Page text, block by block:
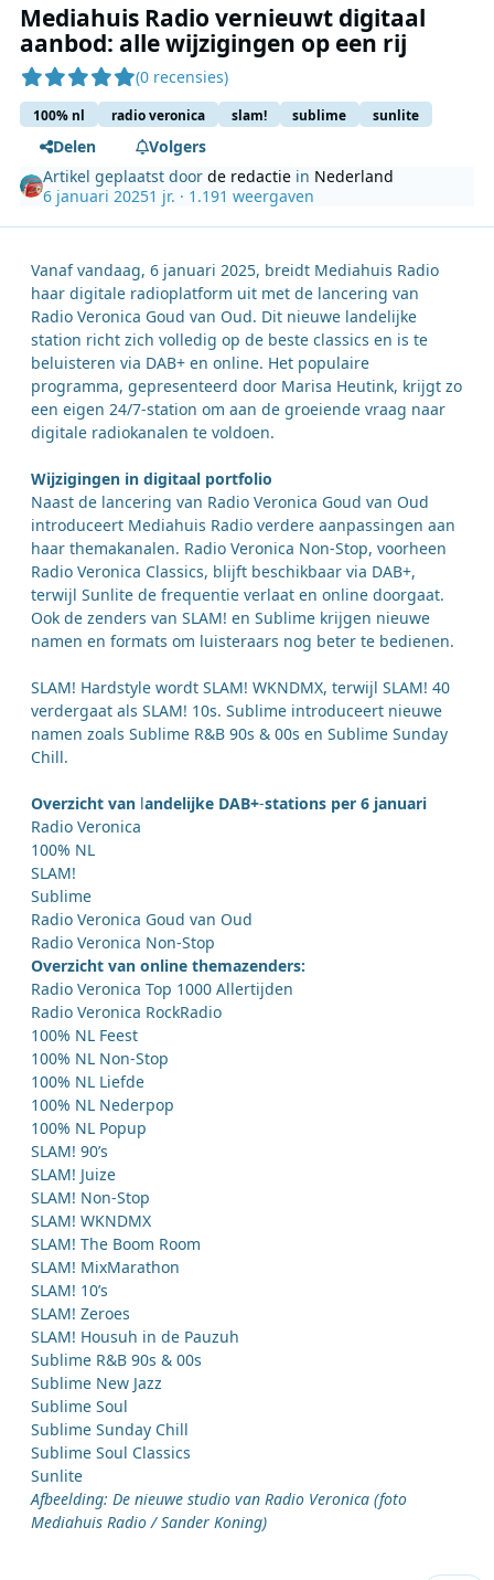
Mediahuis Radio vernieuwt digitaal
aanbod: alle wijzigingen op een rij
(0 recensies)
100% nl radio veronica slam! sublime sunlite
Delen
Volgers
Artikel geplaatst doorde redactie in Nederland
6 januari 20251 jr. · 1.191 weergaven
Vanaf vandaag, 6 januari 2025, breidt Mediahuis Radio
haar digitale radioplatform uit met de lancering van
Radio Veronica Goud van Oud. Dit nieuwe landelijke
station richt zich volledig op de beste classics en is te
beluisteren via DAB+ en online. Het populaire
programma, gepresenteerd door Marisa Heutink, krijgt zo
een eigen 24/7-station om aan de groeiende vraag naar
digitale radiokanalen te voldoen.
Wijzigingen in digitaal portfolio
Naast de lancering van Radio Veronica Goud van Oud
introduceert Mediahuis Radio verdere aanpassingen aan
haar themakanalen. Radio Veronica Non-Stop, voorheen
Radio Veronica Classics, blijft beschikbaar via DAB+,
terwijl Sunlite de frequentie verlaat en online doorgaat.
Ook de zenders van SLAM! en Sublime krijgen nieuwe
namen en formats om luisteraars nog beter te bedienen.
SLAM! Hardstyle wordt SLAM! WKNDMX, terwijl SLAM! 40
verdergaat als SLAM! 10s. Sublime introduceert nieuwe
namen zoals Sublime R&B 90s & 00s en Sublime Sunday
Chill.
Overzicht van landelijke DAB+-stations per 6 januari
Radio Veronica
100% NL
SLAM!
Sublime
Radio Veronica Goud van Oud
Radio Veronica Non-Stop
Overzicht van online themazenders:
Radio Veronica Top 1000 Allertijden
Radio Veronica RockRadio
100% NL Feest
100% NL Non-Stop
100% NL Liefde
100% NL Nederpop
100% NL Popup
SLAM! 90’s
SLAM! Juize
SLAM! Non-Stop
SLAM! WKNDMX
SLAM! The Boom Room
SLAM! MixMarathon
SLAM! 10’s
SLAM! Zeroes
SLAM! Housuh in de Pauzuh
Sublime R&B 90s & 00s
Sublime New Jazz
Sublime Soul
Sublime Sunday Chill
Sublime Soul Classics
Sunlite
Afbeelding: De nieuwe studio van Radio Veronica (foto
Mediahuis Radio / Sander Koning)